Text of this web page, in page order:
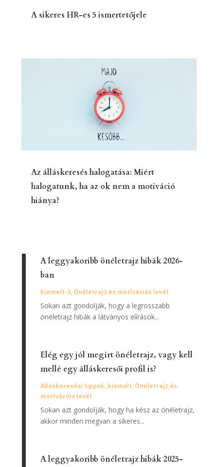
A sikeres HR-es 5 ismertetőjele
Az álláskeresés halogatása: Miért
halogatunk, ha az ok nem a motiváció
hiánya?
A leggyakoribb önéletrajz hibák 2026-
ban
kiemelt-3, Önéletrajz és motivációs levél
Sokan azt gondolják, hogy a legrosszabb
önéletrajz hibák a látványos elírások...
Elég egy jól megírt önéletrajz, vagy kell
mellé egy álláskeresői profil is?
Álláskeresési tippek, kiemelt, Önéletrajz és
motivációs levél
Sokan azt gondolják, hogy ha kész az önéletrajz,
akkor minden megvan a sikeres...
A leggyakoribb önéletrajz hibák 2025-